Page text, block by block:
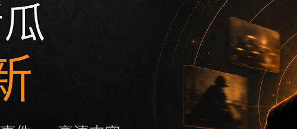
黑料合集移动端专题入口6围绕2026黑料门最新事件 免费观看与黑
进入页面后，可以先通过摘要了解主题，再通过栏目入口查看同类内
一致性，避免无关关键词堆砌，也避免多个站点同步发布完全相同的
，便于搜索引擎理解页面主题。后续采集时将继续执行远程图片本地